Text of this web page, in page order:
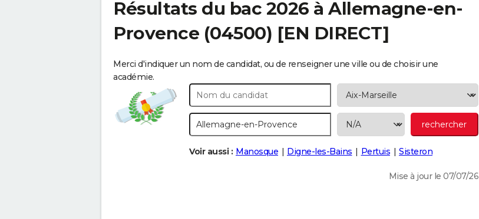
Résultats du bac 2026 à Allemagne-en-
Provence (04500) [EN DIRECT]
Merci d'indiquer un nom de candidat, ou de renseigner une ville ou de choisir une
académie.
Voir aussi : Manosque Digne-les-Bains Pertuis Sisteron
Mise à jour le 07/07/26